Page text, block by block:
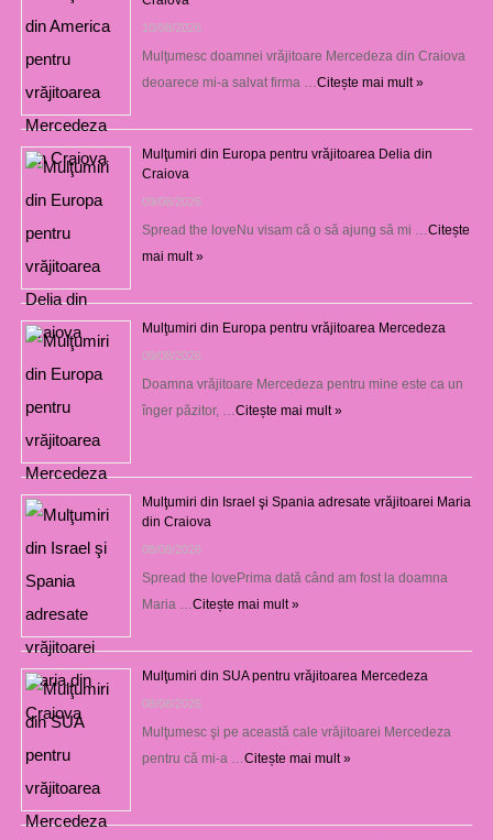
10/08/2026
Mulţumesc doamnei vrăjitoare Mercedeza din Craiova
deoarece mi-a salvat firma … Citește mai mult »
Mulţumiri din Europa pentru vrăjitoarea Delia din
Craiova
09/08/2026
Spread the loveNu visam că o să ajung să mi … Citește
mai mult »
Mulţumiri din Europa pentru vrăjitoarea Mercedeza
09/08/2026
Doamna vrăjitoare Mercedeza pentru mine este ca un
înger păzitor, … Citește mai mult »
Mulţumiri din Israel şi Spania adresate vrăjitoarei Maria
din Craiova
08/08/2026
Spread the lovePrima dată când am fost la doamna
Maria … Citește mai mult »
Mulţumiri din SUA pentru vrăjitoarea Mercedeza
08/08/2026
Mulţumesc şi pe această cale vrăjitoarei Mercedeza
pentru că mi-a … Citește mai mult »